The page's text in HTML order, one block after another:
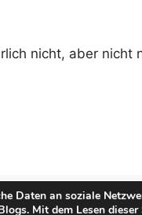
nicht, aber
Daten an soziale
Mit dem Lesen